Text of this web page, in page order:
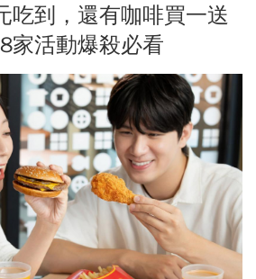
吃到，還有咖啡買一送
活動爆殺必看